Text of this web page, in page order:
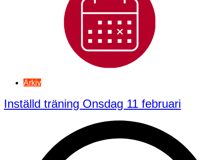
Arkiv
Inställd träning Onsdag 11 februari